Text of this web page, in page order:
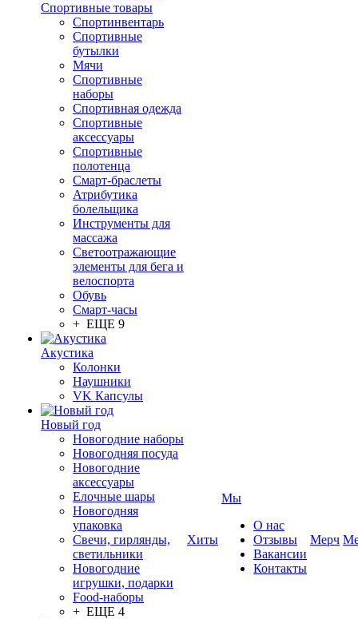
Спортивные товары
Спортинвентарь
Спортивные
бутылки
Мячи
Спортивные
наборы
Спортивная одежда
Спортивные
аксессуары
Спортивные
полотенца
Смарт-браслеты
Атрибутика
болельщика
Инструменты для
массажа
Светоотражающие
элементы для бега и
велоспорта
Обувь
Смарт-часы
+ ЕЩЕ 9
Акустика
Колонки
Наушники
VK Капсулы
Новый год
Новогодние наборы
Новогодняя посуда
Новогодние
аксессуары
Елочные шары
Новогодняя
упаковка
Свечи, гирлянды,
светильники
Новогодние
игрушки, подарки
Food-наборы
+ ЕЩЕ 4
Хиты
Мы
О нас
Отзывы
Вакансии
Контакты
Мерч